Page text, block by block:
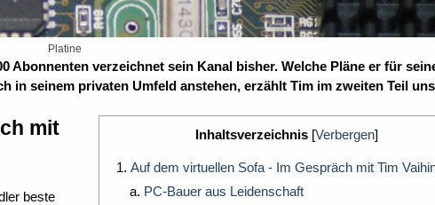
Platine
Abonnenten verzeichnet sein Kanal bisher. Welche Pläne er für
in seinem privaten Umfeld anstehen, erzählt Tim im zweiten Teil
Inhaltsverzeichnis [Verbergen]
Auf dem virtuellen Sofa - Im Gespräch mit Tim
PC-Bauer aus Leidenschaft
mit
beste